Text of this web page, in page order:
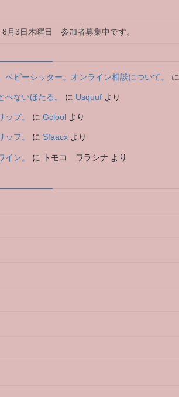
月3日木曜日 参加者募集中です。
ビーシッター。オンライン相談について。 に
ないほたる。 に Usquuf より
プ。 に Gclool より
プ。 に Sfaacx より
ン。 に トモコ ワラシナ より